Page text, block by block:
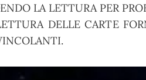
LA LETTURA PER
DELLE CARTE